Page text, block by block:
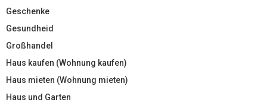
Geschenke
Gesundheid
Großhandel
Haus kaufen (Wohnung kaufen)
Haus mieten (Wohnung mieten)
Haus und Garten